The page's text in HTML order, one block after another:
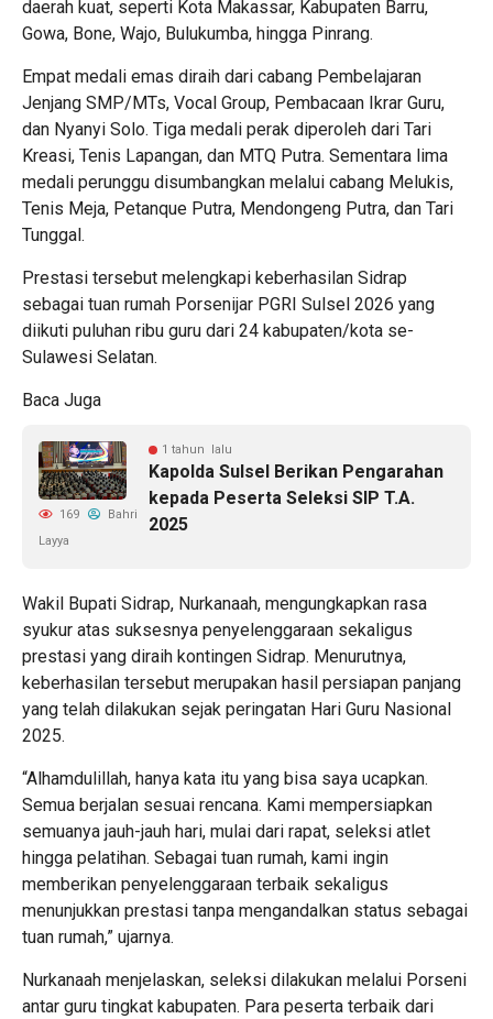
daerah kuat, seperti Kota Makassar, Kabupaten Barru,
Gowa, Bone, Wajo, Bulukumba, hingga Pinrang.
Empat medali emas diraih dari cabang Pembelajaran
Jenjang SMP/MTs, Vocal Group, Pembacaan Ikrar Guru,
dan Nyanyi Solo. Tiga medali perak diperoleh dari Tari
Kreasi, Tenis Lapangan, dan MTQ Putra. Sementara lima
medali perunggu disumbangkan melalui cabang Melukis,
Tenis Meja, Petanque Putra, Mendongeng Putra, dan Tari
Tunggal.
Prestasi tersebut melengkapi keberhasilan Sidrap
sebagai tuan rumah Porsenijar PGRI Sulsel 2026 yang
diikuti puluhan ribu guru dari 24 kabupaten/kota se-
Sulawesi Selatan.
Baca Juga
1 tahun lalu
Kapolda Sulsel Berikan Pengarahan
kepada Peserta Seleksi SIP T.A.
2025
169
Bahri
Layya
Wakil Bupati Sidrap, Nurkanaah, mengungkapkan rasa
syukur atas suksesnya penyelenggaraan sekaligus
prestasi yang diraih kontingen Sidrap. Menurutnya,
keberhasilan tersebut merupakan hasil persiapan panjang
yang telah dilakukan sejak peringatan Hari Guru Nasional
2025.
“Alhamdulillah, hanya kata itu yang bisa saya ucapkan.
Semua berjalan sesuai rencana. Kami mempersiapkan
semuanya jauh-jauh hari, mulai dari rapat, seleksi atlet
hingga pelatihan. Sebagai tuan rumah, kami ingin
memberikan penyelenggaraan terbaik sekaligus
menunjukkan prestasi tanpa mengandalkan status sebagai
tuan rumah,” ujarnya.
Nurkanaah menjelaskan, seleksi dilakukan melalui Porseni
antar guru tingkat kabupaten. Para peserta terbaik dari